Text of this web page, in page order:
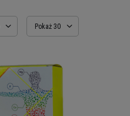
Pokaż 30